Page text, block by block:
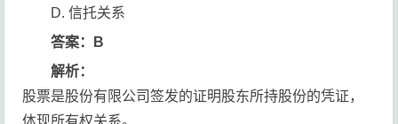
D. 信托关系
答案：B
解析：
股票是股份有限公司签发的证明股东所持股份的凭证，
体现所有权关系。